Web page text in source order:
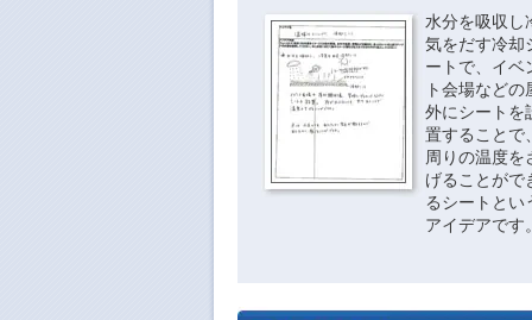
水分を吸収し
気をだす冷却
ートで、イベ
ト会場などの
外にシートを
置することで
周りの温度を
げることがで
るシートとい
アイデアです